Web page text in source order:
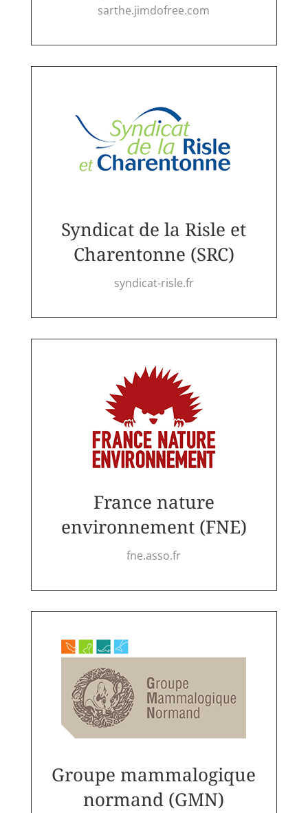
sarthe.jimdofree.com
Syndicat de la Risle et
Charentonne (SRC)
syndicat-risle.fr
France nature
environnement (FNE)
fne.asso.fr
Groupe mammalogique
normand (GMN)